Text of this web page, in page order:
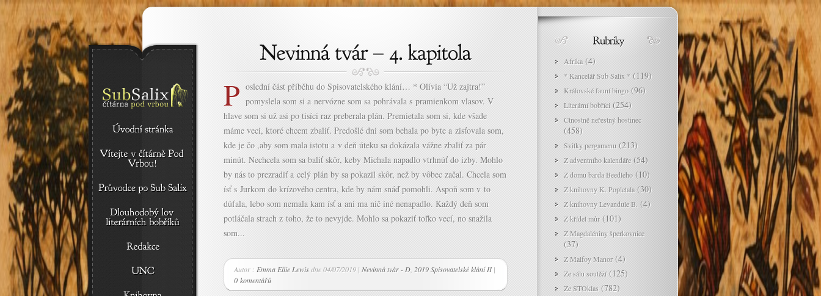
P oslední část příběhu do Spisovatelského klání… * Olívia “Už zajtra!”
pomyslela som si a nervózne som sa pohrávala s pramienkom vlasov. V
hlave som si už asi po tisíci raz preberala plán. Premietala som si, kde všade
máme veci, ktoré chcem zbaliť. Predošlé dni som behala po byte a zisťovala som,
kde je čo ,aby som mala istotu a v deň úteku sa dokázala vážne zbaliť za pár
minút. Nechcela som sa baliť skôr, keby Michala napadlo vtrhnúť do izby. Mohlo
by nás to prezradiť a celý plán by sa pokazil skôr, než by vôbec začal. Chcela som
ísť s Jurkom do krízového centra, kde by nám snáď pomohli. Aspoň som v to
dúfala, lebo som nemala kam ísť a ani ma nič iné nenapadlo. Každý deň som
potláčala strach z toho, že to nevyjde. Mohlo sa pokaziť toľko vecí, no snažila
som...
Autor : Emma Ellie Lewisdne 04/07/2019 | Nevinná tvár - D 2019 Spisovatelské klání II|
0 komentářů
Afrika (4)
* Kancelář Sub Salix * (119)
Královské fauní bingo(96)
Literární bobříci (254)
Ctnostně neřestný hostinec
(458)
Svitky pergamenu (213)
Z adventního kalendáře(54)
Z domu barda Beedleho(10)
Z knihovny K. Popletala(30)
Z knihovny Levandule B. (4)
Z křídel můr (101)
Z Magdaléniny šperkovnice
(37)
Z Malfoy Manor (4)
Ze sálu soutěží(125)
Ze STOklas (782)